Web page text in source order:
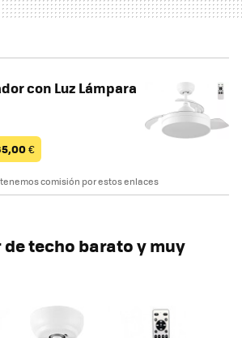
con Luz Lámpara
€
comisión por estos enlaces
techo barato y muy